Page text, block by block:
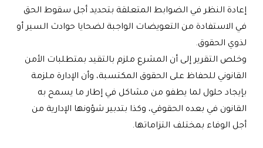
إعادة النظر في الضوابط المتعلقة بتحديد أجل سقوط الحق
في الاستفادة من التعويضات الواجبة لضحايا حوادث السير أو
لذوي الحقوق.
القانوني للحفاظ على الحقوق المكتسبة، وأن الإدارة ملزمة
بإيجاد حلول لما يطفو من مشاكل في إطار ما يسمح به
القانون في بعده الحقوقي، وكذا بتدبير شؤونها الإدارية من
أجل الوفاء بمختلف التزاماتها.